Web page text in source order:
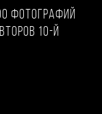
фотографий
10-й